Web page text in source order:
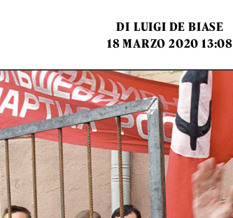
DI LUIGI DE BIASE
18 MARZO 2020 13:08